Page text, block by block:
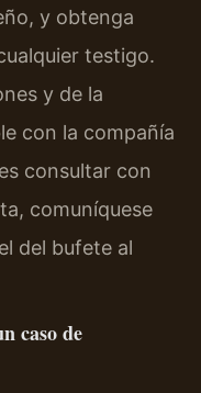
y obtenga
testigo.
y de la
con la compañía
consultar con
comuníquese
del bufete al
caso de